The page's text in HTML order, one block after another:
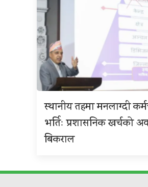
स्थानीय तहमा मनलाग्दी
भर्तिः प्रशासनिक खर्चको
बिकराल